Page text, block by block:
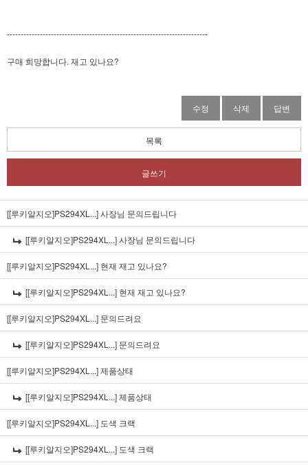
-------------------------------------------------------------------------
구매 희망합니다. 재고 있나요?
수정 삭제 답변
목록
글쓰기
[[루키알지오]PS294XL...]사장님 문의드립니다
[[루키알지오]PS294XL...]사장님 문의드립니다
[[루키알지오]PS294XL...] 현재 재고 있나요?
[[루키알지오]PS294XL...] 현재 재고 있나요?
[[루키알지오]PS294XL...] 문의드려요
[[루키알지오]PS294XL...] 문의드려요
[[루키알지오]PS294XL...]제품상태
[[루키알지오]PS294XL...]제품상태
[[루키알지오]PS294XL...] 도색 크랙
[[루키알지오]PS294XL...] 도색 크랙